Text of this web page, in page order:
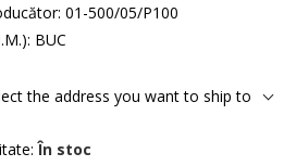
01-500/05/P100
BUC
the address you want to ship to
În stoc